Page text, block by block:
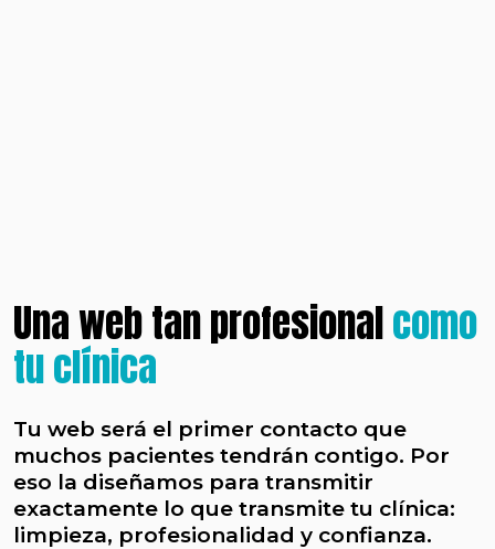
Una web tan profesionalcomo
tu clínica
Tu web será el primer contacto que
muchos pacientes tendrán contigo. Por
eso la diseñamos para transmitir
exactamente lo que transmite tu clínica:
limpieza, profesionalidad y confianza.